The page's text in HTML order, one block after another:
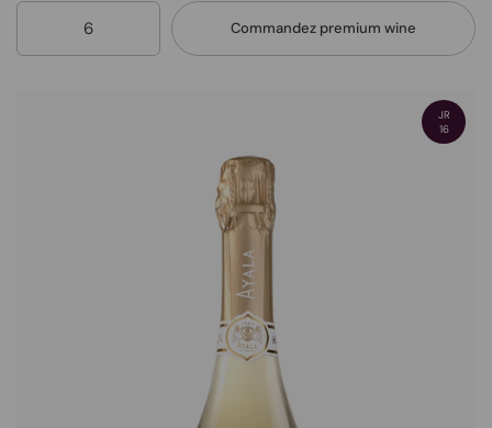
Commandez premium wine
JR
16